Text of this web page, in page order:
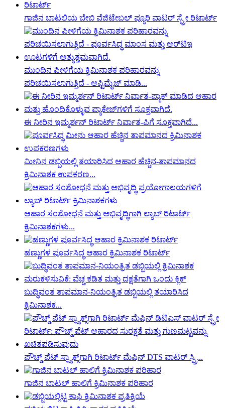
ಗಾಜಿನ ಬಾಟಲಿಯ ಬೇಬಿ ವೆಜಿಟೇಬಲ್ ಪ್ಯೂರಿ ವಾಟರ್ ಸ್ಪ್ರೇ ರಿಟಾರ್ಟ್
ಮುಂದಿನ ಪೀಳಿಗೆಯ ಕ್ರಿಮಿನಾಶಕ ಪರಿಹಾರವನ್ನು
ಪರಿಚಯಿಸಲಾಗುತ್ತಿದೆ - ಆಪ್ಟಿಮೈಜ್ ಮಾಡಿ...
ಈ ನೀರಿನ ಇಮ್ಮರ್ಶನ್ ರಿಟಾರ್ಟ್ ನಿರ್ವಾತ-ಪಿಗೆ ಸೂಕ್ತವಾಗಿದೆ...
ಮೀನಿನ ಡಬ್ಬಿಯಲ್ಲಿ ತಯಾರಿಸಿದ ಆಹಾರ ಹೆಚ್ಚಿನ-ತಾಪಮಾನದ
ಕ್ರಿಮಿನಾಶಕ ಉಪಕರಣ...
ಆಹಾರ ಸಂಶೋಧನೆ ಮತ್ತು ಅಭಿವೃದ್ಧಿಗಾಗಿ ಲ್ಯಾಬ್ ರಿಟಾರ್ಟ್
ಕ್ರಿಮಿನಾಶಕಗಳು...
ಹಣ್ಣುಗಳ ಪೂರ್ವಸಿದ್ಧ ಆಹಾರ ಕ್ರಿಮಿನಾಶಕ ರಿಟಾರ್ಟ್
ಬುದ್ಧಿವಂತ ತಾಪಮಾನ-ನಿಯಂತ್ರಿತ ಡಬ್ಬಿಯಲ್ಲಿ ತಯಾರಿಸಿದ
ಕ್ರಿಮಿನಾಶಕ...
ಪೌಚ್ಡ್ ಪೆಟ್ ಸ್ನ್ಯಾಕ್ಸ್‌ಗಾಗಿ ರಿಟಾರ್ಟ್ ಮೆಷಿನ್ DTS ವಾಟರ್ ಸ್ಪ್ರಿ...
ಗಾಜಿನ ಬಾಟಲ್ ಹಾಲಿಗೆ ಕ್ರಿಮಿನಾಶಕ ಪರಿಹಾರ